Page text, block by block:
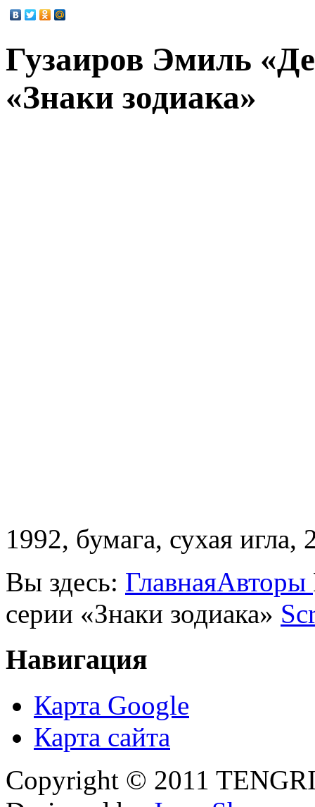
Гузаиров Эмиль
«Знаки зодиака»
1992, бумага, сухая игла,
Вы здесь: ГлавнаяАвторы
серии «Знаки зодиака»
Навигация
Карта Google
Карта сайта
Copyright © 2011